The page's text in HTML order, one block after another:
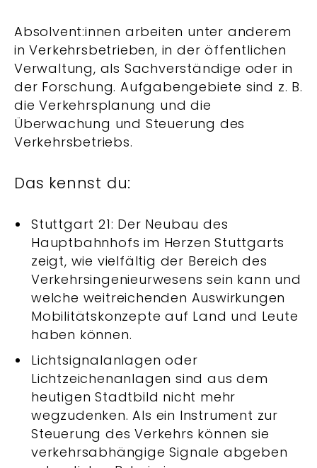
Absolvent:innen arbeiten unter anderem
in Verkehrsbetrieben, in der öffentlichen
Verwaltung, als Sachverständige oder in
der Forschung. Aufgabengebiete sind z. B.
die Verkehrsplanung und die
Überwachung und Steuerung des
Verkehrsbetriebs.
Das kennst du:
Stuttgart 21: Der Neubau des
Hauptbahnhofs im Herzen Stuttgarts
zeigt, wie vielfältig der Bereich des
Verkehrsingenieurwesens sein kann und
welche weitreichenden Auswirkungen
Mobilitätskonzepte auf Land und Leute
haben können.
Lichtsignalanlagen oder
Lichtzeichenanlagen sind aus dem
heutigen Stadtbild nicht mehr
wegzudenken. Als ein Instrument zur
Steuerung des Verkehrs können sie
verkehrsabhängige Signale abgeben